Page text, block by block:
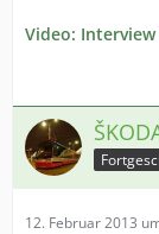
Video: Interview
12. Februar 2013